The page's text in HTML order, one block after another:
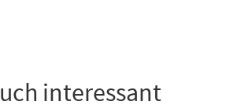
interessant